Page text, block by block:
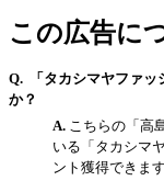
この広告に
「タカシマヤファ
か？
こちらの「高
いる「タカシマ
ント獲得できます